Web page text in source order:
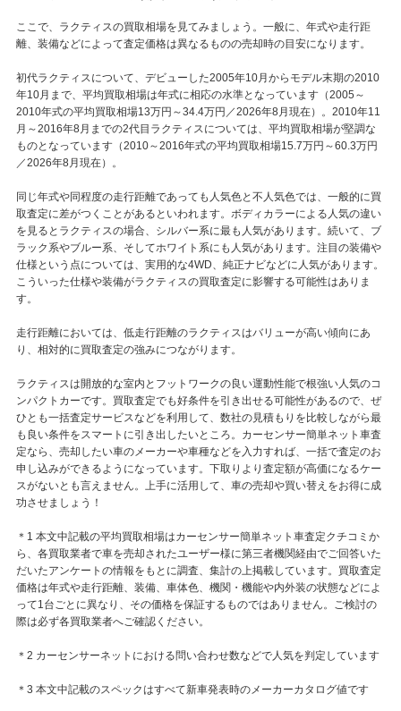
ここで、ラクティスの買取相場を見てみましょう。一般に、年式や走行距
離、装備などによって査定価格は異なるものの売却時の目安になります。
初代ラクティスについて、デビューした2005年10月からモデル末期の2010
年10月まで、平均買取相場は年式に相応の水準となっています（2005～
2010年式の平均買取相場13万円～34.4万円／2026年8月現在）。2010年11
月～2016年8月までの2代目ラクティスについては、平均買取相場が堅調な
ものとなっています（2010～2016年式の平均買取相場15.7万円～60.3万円
／2026年8月現在）。
同じ年式や同程度の走行距離であっても人気色と不人気色では、一般的に買
取査定に差がつくことがあるといわれます。ボディカラーによる人気の違い
を見るとラクティスの場合、シルバー系に最も人気があります。続いて、ブ
ラック系やブルー系、そしてホワイト系にも人気があります。注目の装備や
仕様という点については、実用的な4WD、純正ナビなどに人気があります。
こういった仕様や装備がラクティスの買取査定に影響する可能性はありま
す。
走行距離においては、低走行距離のラクティスはバリューが高い傾向にあ
り、相対的に買取査定の強みにつながります。
ラクティスは開放的な室内とフットワークの良い運動性能で根強い人気のコ
ンパクトカーです。買取査定でも好条件を引き出せる可能性があるので、ぜ
ひとも一括査定サービスなどを利用して、数社の見積もりを比較しながら最
も良い条件をスマートに引き出したいところ。カーセンサー簡単ネット車査
定なら、売却したい車のメーカーや車種などを入力すれば、一括で査定のお
申し込みができるようになっています。下取りより査定額が高価になるケー
スがないとも言えません。上手に活用して、車の売却や買い替えをお得に成
功させましょう！
＊1 本文中記載の平均買取相場はカーセンサー簡単ネット車査定クチコミか
ら、各買取業者で車を売却されたユーザー様に第三者機関経由でご回答いた
だいたアンケートの情報をもとに調査、集計の上掲載しています。買取査定
価格は年式や走行距離、装備、車体色、機関・機能や内外装の状態などによ
って1台ごとに異なり、その価格を保証するものではありません。ご検討の
際は必ず各買取業者へご確認ください。
＊2 カーセンサーネットにおける問い合わせ数などで人気を判定しています
＊3 本文中記載のスペックはすべて新車発表時のメーカーカタログ値です